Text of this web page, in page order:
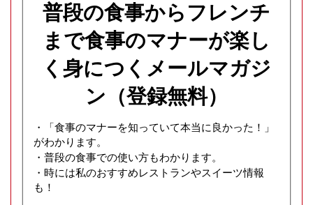
普段の食事からフレンチ
まで食事のマナーが楽し
く身につくメールマガジ
ン（登録無料）
・「食事のマナーを知っていて本当に良かった！」
がわかります。
・普段の食事での使い方もわかります。
・時には私のおすすめレストランやスイーツ情報
も！